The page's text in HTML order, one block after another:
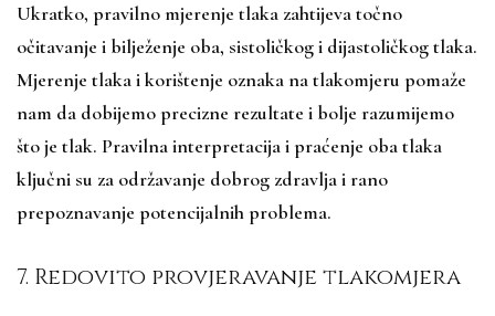
Ukratko, pravilno mjerenje tlaka zahtijeva točno
očitavanje i bilježenje oba, sistoličkog i dijastoličkog tlaka.
Mjerenje tlaka i korištenje oznaka na tlakomjeru pomaže
nam da dobijemo precizne rezultate i bolje razumijemo
što je tlak. Pravilna interpretacija i praćenje oba tlaka
ključni su za održavanje dobrog zdravlja i rano
prepoznavanje potencijalnih problema.
7. Redovito provjeravanje tlakomjera